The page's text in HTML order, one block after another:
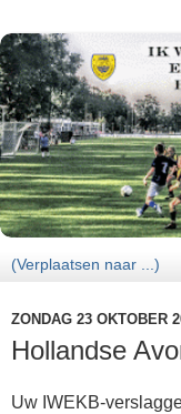
ZONDAG 23 OKTOBER
Hollandse
Uw IWEKB-